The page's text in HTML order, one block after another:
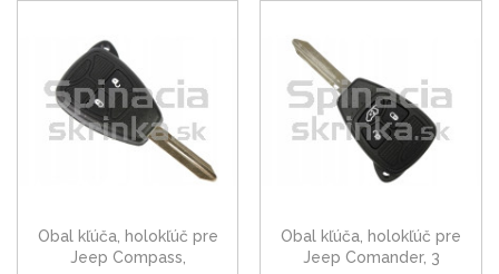
Obal kľúča, holokľúč pre
Jeep Compass,
Obal kľúča, holokľúč pre
Jeep Comander, 3